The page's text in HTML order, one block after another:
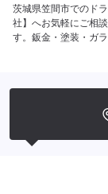
茨城県笠間市でのド
社】へお気軽にご相
す。鈑金・塗装・ガ
きるのでなんていっ
てプランをご提案
【3】お見積りにご